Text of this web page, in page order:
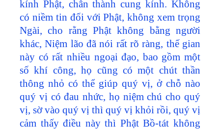
kính Phật, chân thành cung kính. Không
có niềm tin đối với Phật, không xem trọng
Ngài, cho rằng Phật không bằng người
khác, Niệm lão đã nói rất rõ ràng, thế gian
này có rất nhiều ngoại đạo, bao gồm một
số khí công, họ cũng có một chút thần
thông nhỏ có thể giúp quý vị, ở chỗ nào
quý vị có đau nhức, họ niệm chú cho quý
vị, sờ vào quý vị thì quý vị khỏi rồi, quý vị
cảm thấy điều này thì Phật Bồ-tát không